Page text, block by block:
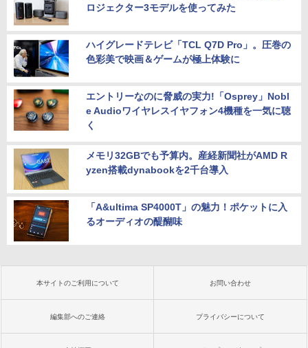
ロジェクター3モデルを使ってみた
ハイグレードテレビ「TCL Q7D Pro」。圧巻の
色彩美で映画＆ゲームが極上体験に
エントリーなのに脅威の実力!「Osprey」Nobl
e Audioワイヤレスイヤフォン4機種を一気に聴
く
メモリ32GBでも予算内。産経新聞社がAMD R
yzen搭載dynabookを2千台導入
「A&ultima SP4000T」の魅力！ポケットに入
るオーディオの醍醐味
本サイトのご利用について お問い合わせ
編集部へのご連絡 プライバシーについて